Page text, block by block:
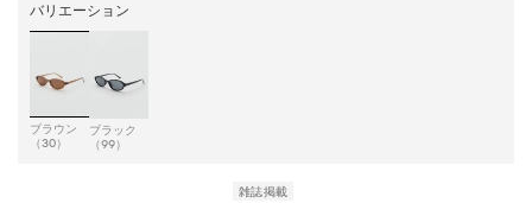
バリエーション
ブラウン
（30）
ブラック
（99）
雑誌掲載